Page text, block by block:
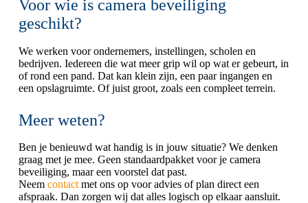
Voor wie is camera beveiliging
geschikt?
We werken voor ondernemers, instellingen, scholen en
bedrijven. Iedereen die wat meer grip wil op wat er gebeurt, in
of rond een pand. Dat kan klein zijn, een paar ingangen en
een opslagruimte. Of juist groot, zoals een compleet terrein.
Meer weten?
Ben je benieuwd wat handig is in jouw situatie? We denken
graag met je mee. Geen standaardpakket voor je camera
beveiliging, maar een voorstel dat past.
Neem contactmet ons op voor advies of plan direct een
afspraak. Dan zorgen wij dat alles logisch op elkaar aansluit.